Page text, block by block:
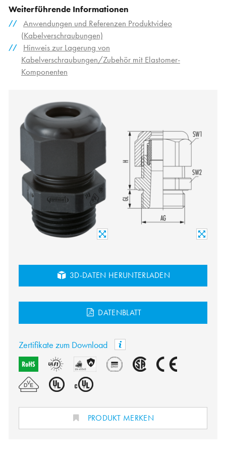
Weiterführende Informationen
Anwendungen und Referenzen Produktvideo
(Kabelverschraubungen)
Hinweis zur Lagerung von
Kabelverschraubungen/Zubehör mit Elastomer-
Komponenten
3D-DATEN HERUNTERLADEN
DATENBLATT
Zertifikate zum Download
PRODUKT MERKEN